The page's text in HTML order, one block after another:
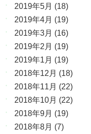
2019年5月 (18)
2019年4月 (19)
2019年3月 (16)
2019年2月 (19)
2019年1月 (19)
2018年12月 (18)
2018年11月 (22)
2018年10月 (22)
2018年9月 (19)
2018年8月 (7)